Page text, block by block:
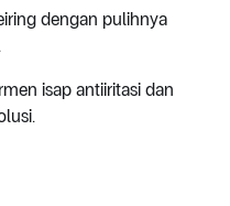
dengan pulihnya
isap antiiritasi dan